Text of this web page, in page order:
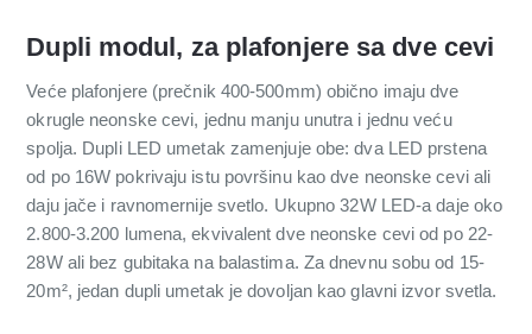
Dupli modul, za plafonjere sa dve cevi
Veće plafonjere (prečnik 400-500mm) obično imaju dve
okrugle neonske cevi, jednu manju unutra i jednu veću
spolja. Dupli LED umetak zamenjuje obe: dva LED prstena
od po 16W pokrivaju istu površinu kao dve neonske cevi ali
daju jače i ravnomernije svetlo. Ukupno 32W LED-a daje oko
2.800-3.200 lumena, ekvivalent dve neonske cevi od po 22-
28W ali bez gubitaka na balastima. Za dnevnu sobu od 15-
20m², jedan dupli umetak je dovoljan kao glavni izvor svetla.